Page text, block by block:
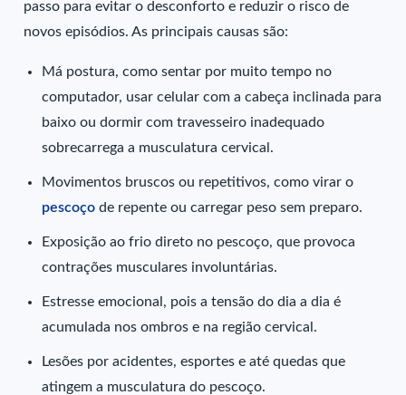
passo para evitar o desconforto e reduzir o risco de
novos episódios. As principais causas são:
Má postura, como sentar por muito tempo no
computador, usar celular com a cabeça inclinada para
baixo ou dormir com travesseiro inadequado
sobrecarrega a musculatura cervical.
Movimentos bruscos ou repetitivos, como virar o
pescoço de repente ou carregar peso sem preparo.
Exposição ao frio direto no pescoço, que provoca
contrações musculares involuntárias.
Estresse emocional, pois a tensão do dia a dia é
acumulada nos ombros e na região cervical.
Lesões por acidentes, esportes e até quedas que
atingem a musculatura do pescoço.